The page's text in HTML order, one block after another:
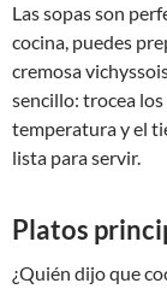
Las sopas son
cocina, puedes
cremosa
sencillo: trocea
temperatura y el
lista para servir.
Platos
¿Quién dijo que